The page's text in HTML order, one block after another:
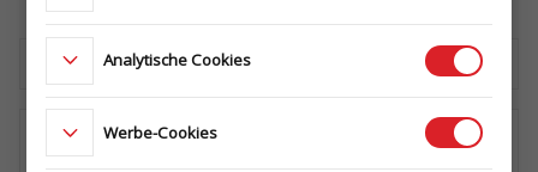
Laden Sie das technische Datenblatt herunter
Analytische Cookies
Werbe-Cookies